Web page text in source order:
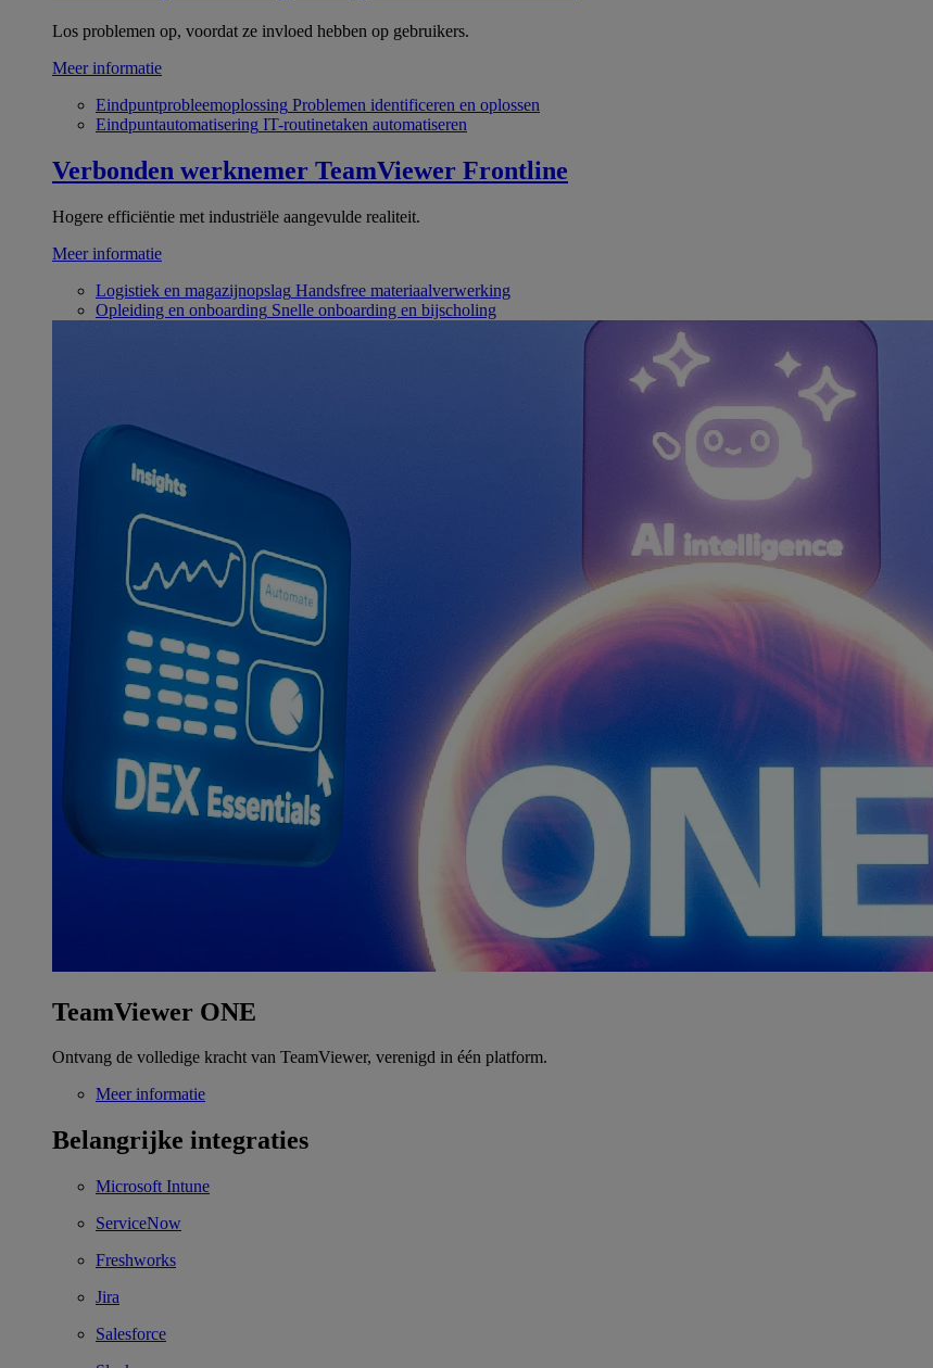
Los problemen op, voordat ze invloed hebben op gebruikers.
Meer informatie
Eindpuntprobleemoplossing Problemen identificeren en oplossen
Eindpuntautomatisering IT-routinetaken automatiseren
Verbonden werknemer TeamViewer Frontline
Hogere efficiëntie met industriële aangevulde realiteit.
Meer informatie
Logistiek en magazijnopslag Handsfree materiaalverwerking
Opleiding en onboarding Snelle onboarding en bijscholing
TeamViewer ONE
Ontvang de volledige kracht van TeamViewer, verenigd in één platform.
Meer informatie
Belangrijke integraties
Microsoft Intune
ServiceNow
Freshworks
Jira
Salesforce